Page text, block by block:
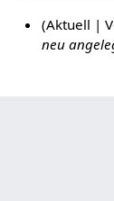
Aktuell
neu